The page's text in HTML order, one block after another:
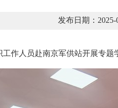
发布日期：
工作人员赴南京军供站开展专